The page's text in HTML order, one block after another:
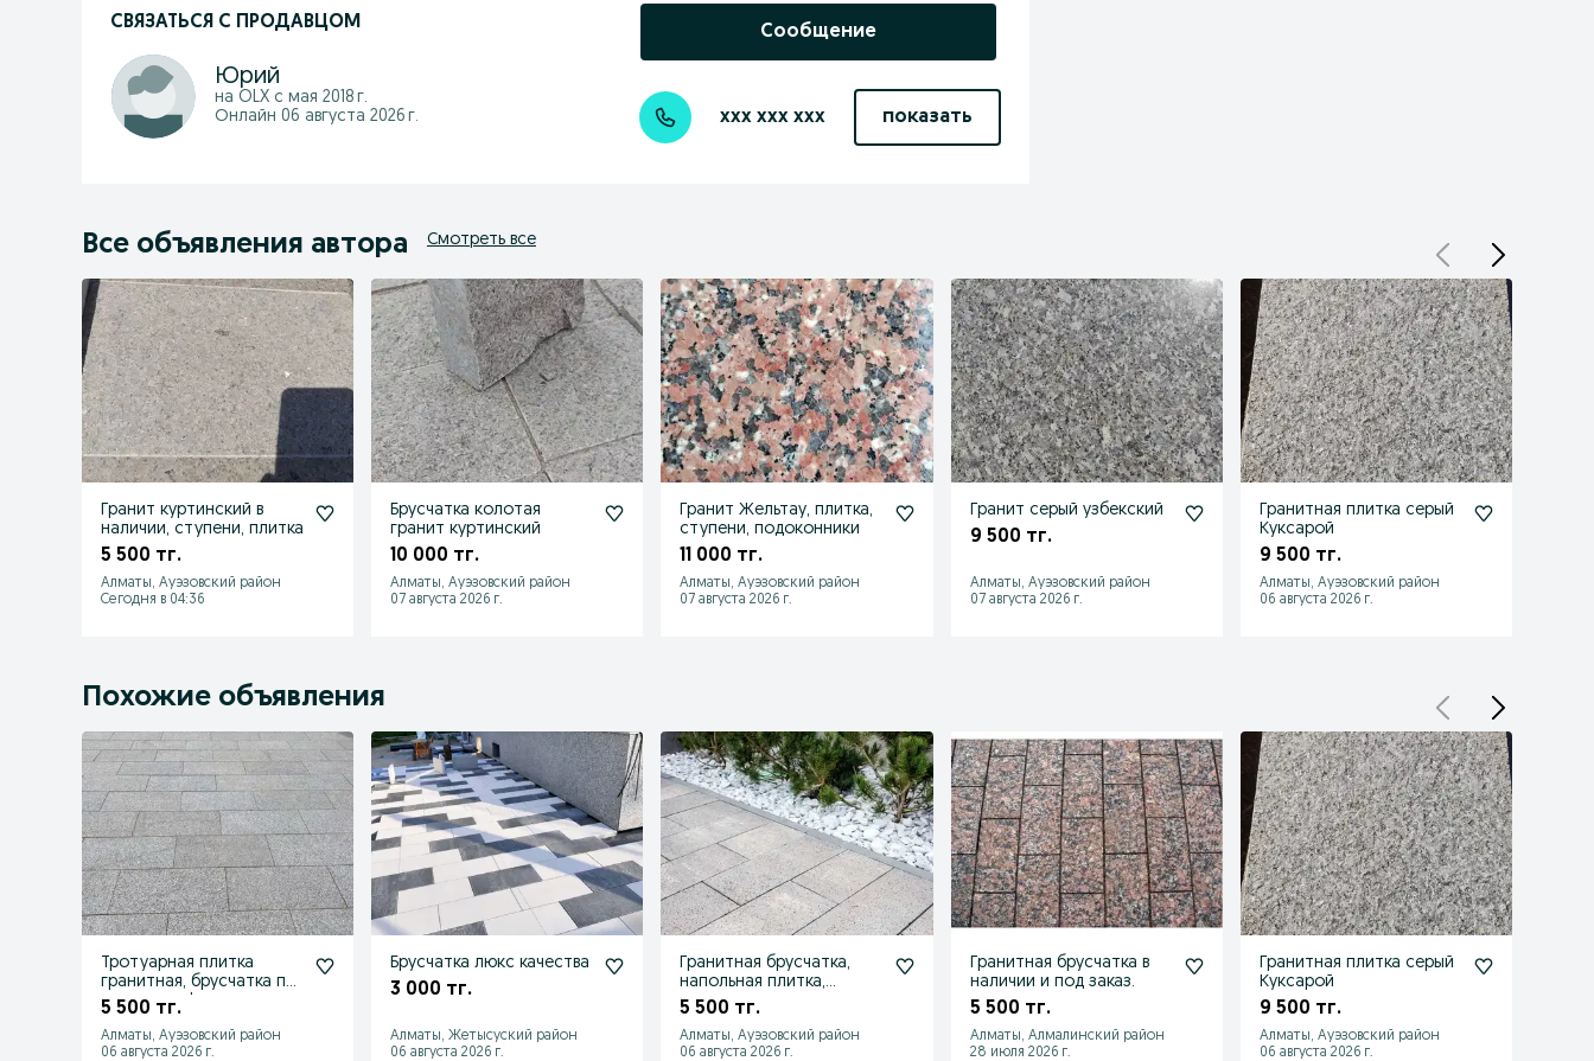
СВЯЗАТЬСЯ С ПРОДАВЦОМ
Юрий
на OLX с мая 2018 г.
Онлайн 06 августа 2026 г.
Сообщение
xxx xxx xxx показать
Все объявления автора Смотреть все
Гранит куртинский в
наличии, ступени, плитка
5 500 тг.
Алматы, Ауэзовский район
Сегодня в 04:36
Брусчатка колотая
гранит куртинский
10 000 тг.
Алматы, Ауэзовский район
07 августа 2026 г.
Гранит Жельтау, плитка,
ступени, подоконники
11 000 тг.
Алматы, Ауэзовский район
07 августа 2026 г.
Гранит серый узбекский
9 500 тг.
Алматы, Ауэзовский район
07 августа 2026 г.
Гранитная плитка серый
Куксарой
9 500 тг.
Алматы, Ауэзовский район
06 августа 2026 г.
Похожие объявления
Тротуарная плитка
гранитная, брусчатка по
супер цене!
5 500 тг.
Алматы, Ауэзовский район
06 августа 2026 г.
Брусчатка люкс качества
3 000 тг.
Алматы, Жетысуский район
06 августа 2026 г.
Гранитная брусчатка,
напольная плитка,
гранит
5 500 тг.
Алматы, Ауэзовский район
06 августа 2026 г.
Гранитная брусчатка в
наличии и под заказ.
5 500 тг.
Алматы, Алмалинский район
28 июля 2026 г.
Гранитная плитка серый
Куксарой
9 500 тг.
Алматы, Ауэзовский район
06 августа 2026 г.